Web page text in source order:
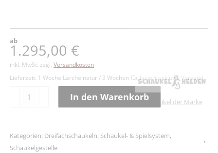
ab
1.295,00 €
inkl. MwSt. zzgl. Versandkosten
Lieferzeit: 1 Woche Lärche natur / 3 Wochen für lasiert exklusiv Versand
Menge
In den WarenkorbAlle Artikel der Marke
Kategorien: Dreifachschaukeln, Schaukel- & Spielsystem,
Schaukelgestelle